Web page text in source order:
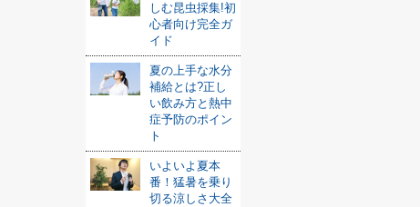
しむ昆虫採集!初
心者向け完全ガ
イド
夏の上手な水分
補給とは?正し
い飲み方と熱中
症予防のポイン
ト
いよいよ夏本
番！猛暑を乗り
切る涼しさ大全